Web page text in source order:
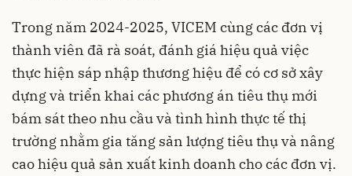
Trong năm 2024-2025, VICEM cùng các đơn vị
thành viên đã rà soát, đánh giá hiệu quả việc
thực hiện sáp nhập thương hiệu để có cơ sở xây
dựng và triển khai các phương án tiêu thụ mới
bám sát theo nhu cầu và tình hình thực tế thị
trường nhằm gia tăng sản lượng tiêu thụ và nâng
cao hiệu quả sản xuất kinh doanh cho các đơn vị.